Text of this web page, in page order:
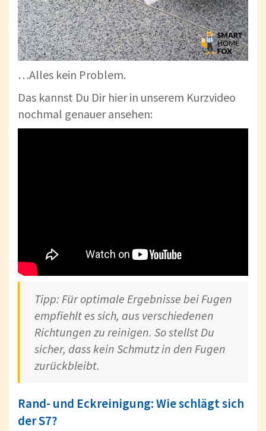
…Alles kein Problem.
Das kannst Du Dir hier in unserem Kurzvideo
nochmal genauer ansehen:
Tipp: Für optimale Ergebnisse bei Fugen
empfiehlt es sich, aus verschiedenen
Richtungen zu reinigen. So stellst Du
sicher, dass kein Schmutz in den Fugen
zurückbleibt.
Rand- und Eckreinigung: Wie schlägt sich
der S7?